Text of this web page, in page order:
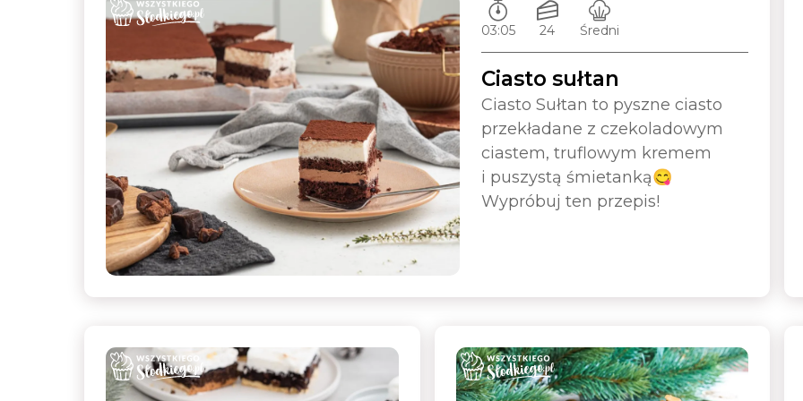
Czas przygotowywania:
03:05
Ilość porcji:
24
Poziom trudności:
Średni
Ciasto sułtan
Ciasto Sułtan to pyszne ciasto
przekładane z czekoladowym
ciastem, truflowym kremem
i puszystą śmietanką😋
Wypróbuj ten przepis!